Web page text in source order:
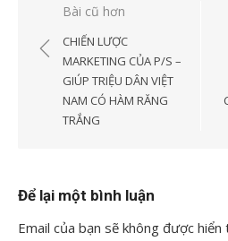
Điều
hướng
bài
viết
Bài cũ hơn
CHIẾN LƯỢC
MARKETING CỦA P/S –
GIÚP TRIỆU DÂN VIỆT
NAM CÓ HÀM RĂNG
TRẮNG
Để lại một bình luận
Email của bạn sẽ không được hiển